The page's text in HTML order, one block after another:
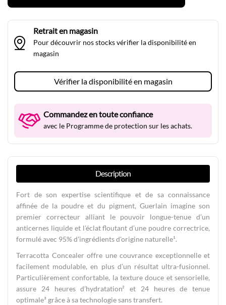
Retrait en magasin
Pour découvrir nos stocks vérifier la disponibilité en
magasin
Vérifier la disponibilité en magasin
Commandez en toute confiance
avec le Programme de protection sur les achats.
Description
Fort de son expertise scientifique et de sa connaissance
affinée de la poudre et du pigment, Guerlain imagine son
premier correcteur alliant le pouvoir longue-tenue d’un
anticernes liquide et l’éclat floutant d’une poudre correctrice,
formulé avec 95% d'ingrédients d'origine naturelle¹.
Terracotta Concealer offre une couvrance exceptionnelle et
facilement modulable, en plus d’un résultat ultra-fusionnel.
Particulièrement confortable, la texture douce et sensorielle,
assure 24 heures d’hydratation² et 24 heures de tenue
optimale³ grâce à sa technologie sans transfert.